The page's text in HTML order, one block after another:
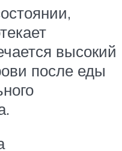
высокий
после еды